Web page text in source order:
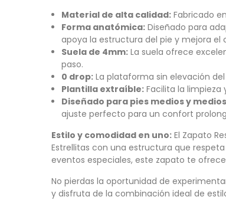
Material de alta calidad: Fabricado
Forma anatómica: Diseñado para
apoya la estructura del pie y mejora el
Suela de 4mm: La suela ofrece
paso.
0 drop: La plataforma sin elevación
Plantilla extraíble: Facilita la
Diseñado para pies medios y
ajuste perfecto para un confort
Estilo y comodidad en uno: El Zapato
Estrellitas con una estructura que
eventos especiales, este zapato te
No pierdas la oportunidad de
y disfruta de la combinación ideal de